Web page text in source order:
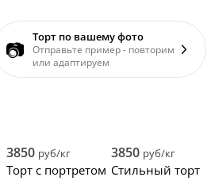
📷 Торт по вашему фото
Отправьте пример - повторим
или адаптируем
3850 руб/кг
Торт с портретом
3850 руб/кг
Стильный торт